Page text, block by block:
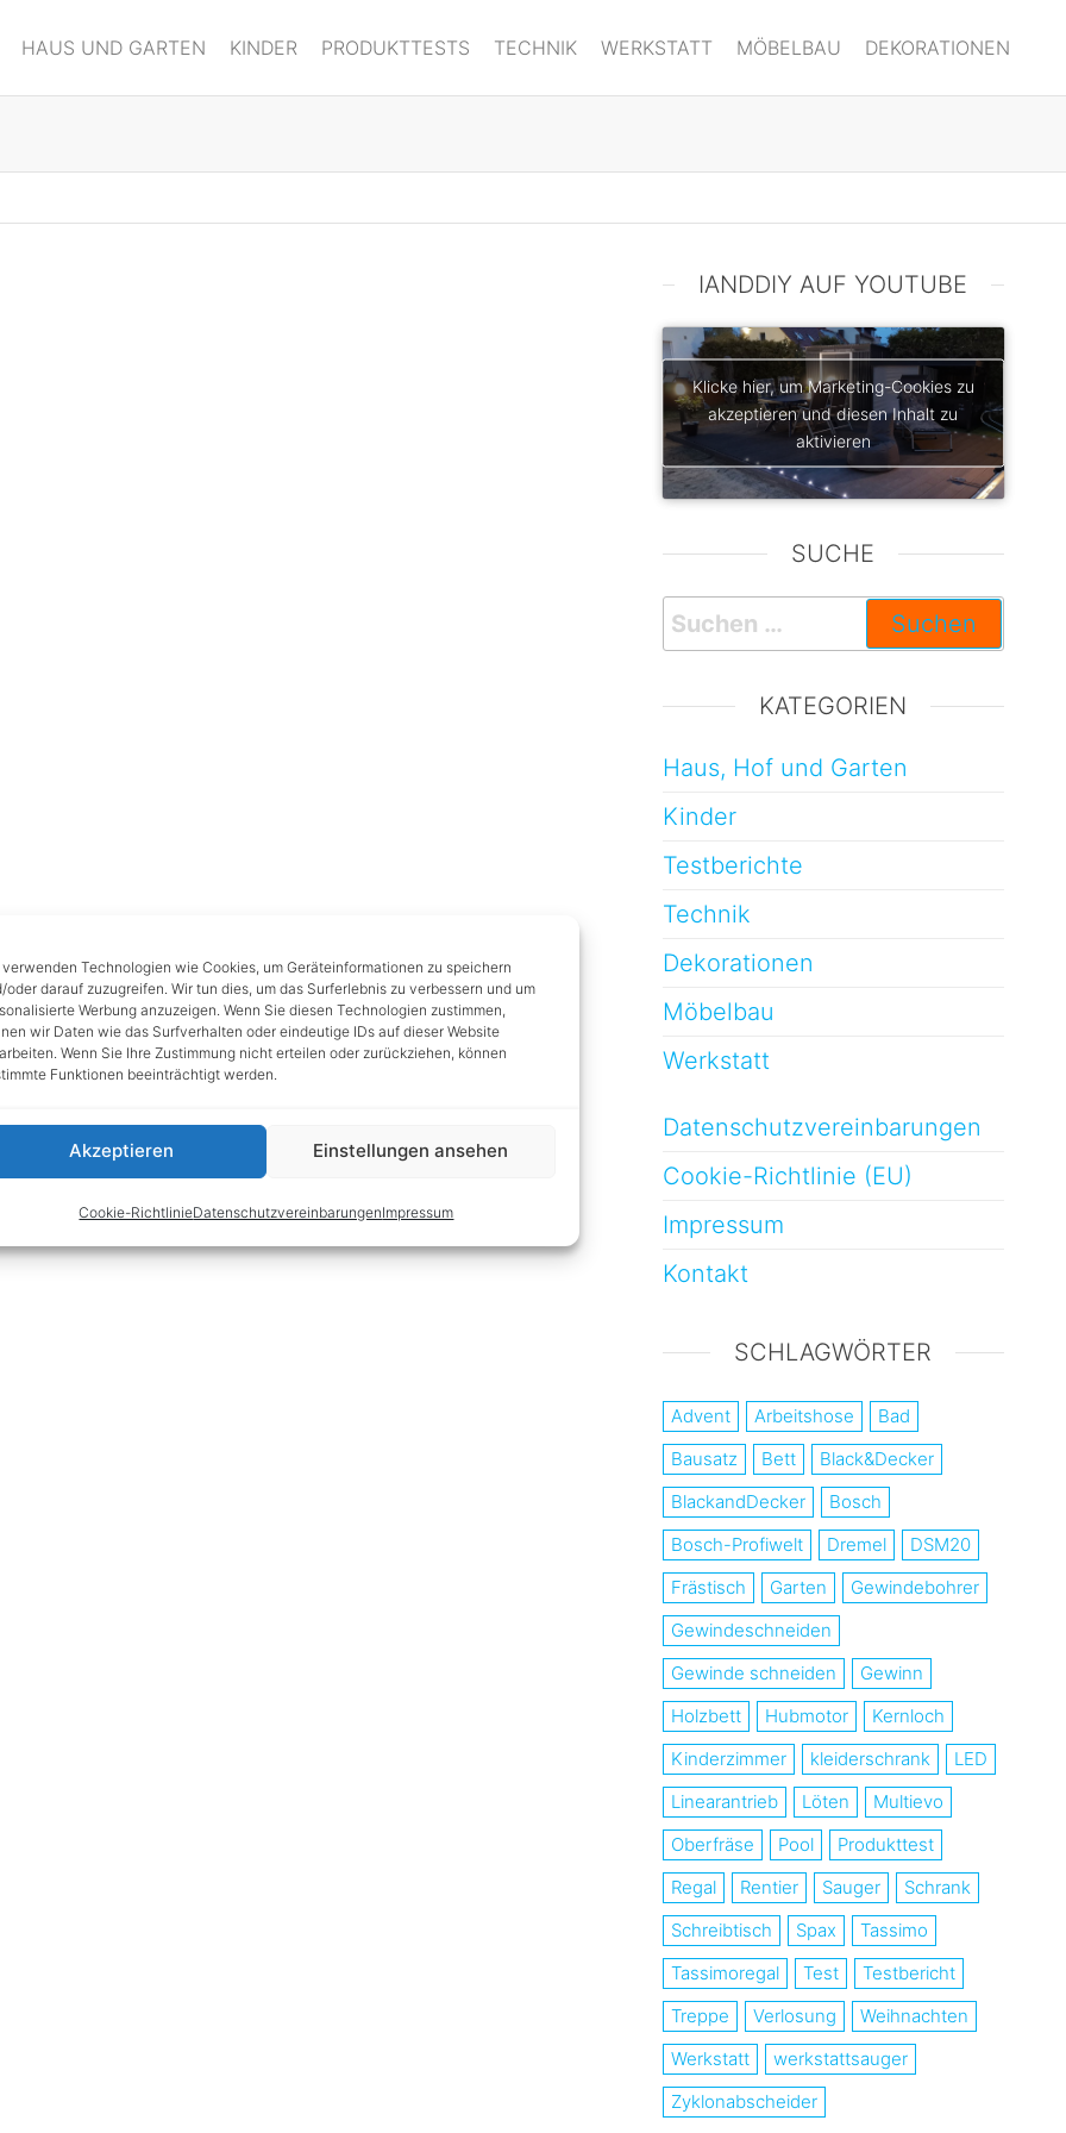
verwenden Technologien wie Cookies, um Geräteinformationen zu speichern
oder darauf zuzugreifen. Wir tun dies, um das Surferlebnis zu verbessern und um
Werbung anzuzeigen. Wenn Sie diesen Technologien zustimmen,
wir Daten wie das Surfverhalten oder eindeutige IDs auf dieser Website
Wenn Sie Ihre Zustimmung nicht erteilen oder zurückziehen, können
Funktionen beeinträchtigt werden.
Akzeptieren Einstellungen ansehen
Cookie-RichtlinieDatenschutzvereinbarungenImpressum
HAUS UND GARTEN KINDER PRODUKTTESTS TECHNIK WERKSTATT MÖBELBAU DEKORATIONEN
IANDDIY AUF YOUTUBE
Klicke hier, um Marketing-Cookies zu
akzeptieren und diesen Inhalt zu
aktivieren
SUCHE
KATEGORIEN
Haus, Hof und Garten
Kinder
Testberichte
Technik
Dekorationen
Möbelbau
Werkstatt
Datenschutzvereinbarungen
Cookie-Richtlinie (EU)
Impressum
Kontakt
SCHLAGWÖRTER
Advent Arbeitshose
Bad
Bausatz
Bett
Black&Decker
BlackandDecker
Bosch
Bosch-Profiwelt
Dremel
DSM20
Frästisch
Garten
Gewindebohrer
Gewindeschneiden
Gewinde schneiden
Gewinn
Holzbett
Hubmotor
Kernloch
Kinderzimmer
kleiderschrank
LED
Linearantrieb
Löten
Multievo
Oberfräse
Pool
Produkttest
Regal
Rentier Sauger
Schrank
Schreibtisch
Spax
Tassimo
Tassimoregal
Test
Testbericht
Treppe
Verlosung
Weihnachten
Werkstatt
werkstattsauger
Zyklonabscheider